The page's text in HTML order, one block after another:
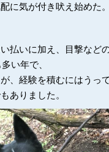
に気が付き吠え始めた。
払いに加え、目撃など
い年で、
、経験を積むにはうっ
ありました。